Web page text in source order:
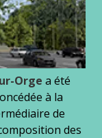
Orge a été
à la
de
des